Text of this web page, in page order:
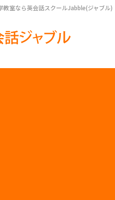
教室なら英会話スクールJabble(ジャブル)